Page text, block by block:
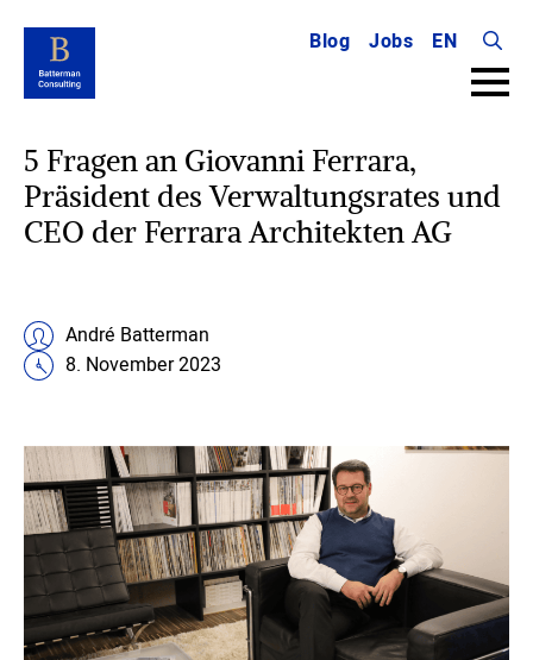
Blog Jobs
EN
Search
for:
5 Fragen an Giovanni Ferrara,
Präsident des Verwaltungsrates und
CEO der Ferrara Architekten AG
André Batterman
8. November 2023